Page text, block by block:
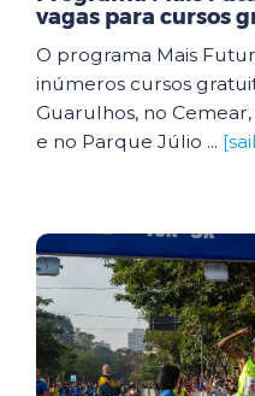
vagas para cursos
O programa Mais
inúmeros cursos
Guarulhos, no
e no Parque Júlio ...